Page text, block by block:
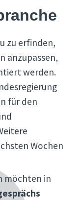
zu erfinden,
anzupassen,
werden.
für den
Wochen
möchten in